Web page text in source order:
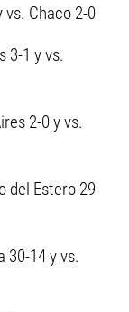
vs. Chaco 2-0
3-1 y vs.
2-0 y vs.
del Estero 29-
30-14 y vs.